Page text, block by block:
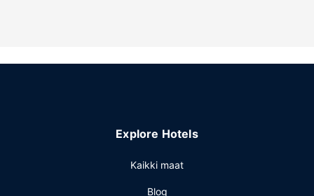
Muut mukavuudet
Explore Hotels
Kaikki maat
Blog